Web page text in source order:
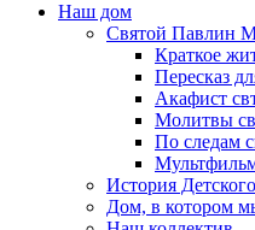
НОУ "ПРАВОСЛАВНЫЙ
Наш дом
Святой Павлин
Краткое
Пересказ
Акафист
Молитвы
По следам
История
Дом, в котором